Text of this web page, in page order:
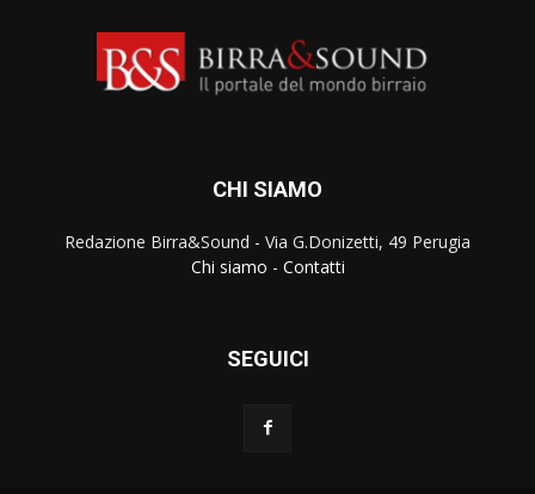
CHI SIAMO
Redazione Birra&Sound - Via G.Donizetti, 49 Perugia
Chi siamo - Contatti
SEGUICI